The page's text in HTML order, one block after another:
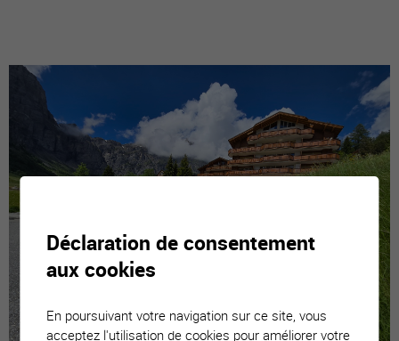
Déclaration de consentement
aux cookies
En poursuivant votre navigation sur ce site, vous
acceptez l'utilisation de cookies pour améliorer votre